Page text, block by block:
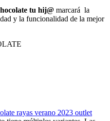
tu hij@ marcará la
y la funcionalidad de la mejor